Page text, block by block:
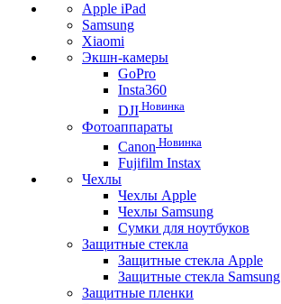
Apple iPad
Samsung
Xiaomi
Экшн-камеры
GoPro
Insta360
DJI Новинка
Фотоаппараты
Canon Новинка
Fujifilm Instax
Чехлы
Чехлы Apple
Чехлы Samsung
Сумки для ноутбуков
Защитные стекла
Защитные стекла Apple
Защитные стекла Samsung
Защитные пленки